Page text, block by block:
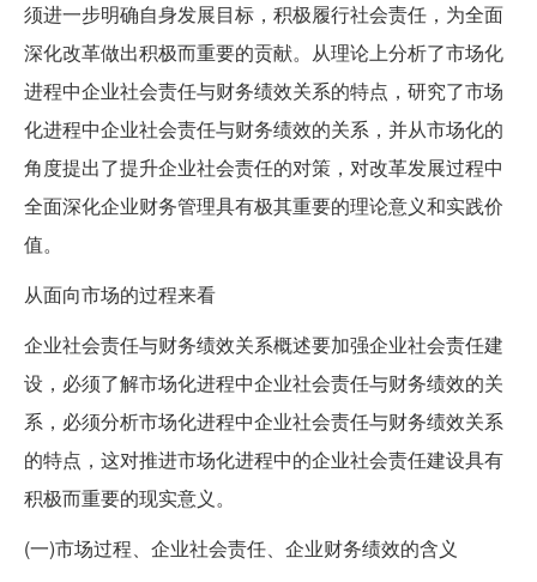
须进一步明确自身发展目标，积极履行社会责任，为全面
深化改革做出积极而重要的贡献。从理论上分析了市场化
进程中企业社会责任与财务绩效关系的特点，研究了市场
化进程中企业社会责任与财务绩效的关系，并从市场化的
角度提出了提升企业社会责任的对策，对改革发展过程中
全面深化企业财务管理具有极其重要的理论意义和实践价
值。
从面向市场的过程来看
企业社会责任与财务绩效关系概述要加强企业社会责任建
设，必须了解市场化进程中企业社会责任与财务绩效的关
系，必须分析市场化进程中企业社会责任与财务绩效关系
的特点，这对推进市场化进程中的企业社会责任建设具有
积极而重要的现实意义。
(一)市场过程、企业社会责任、企业财务绩效的含义